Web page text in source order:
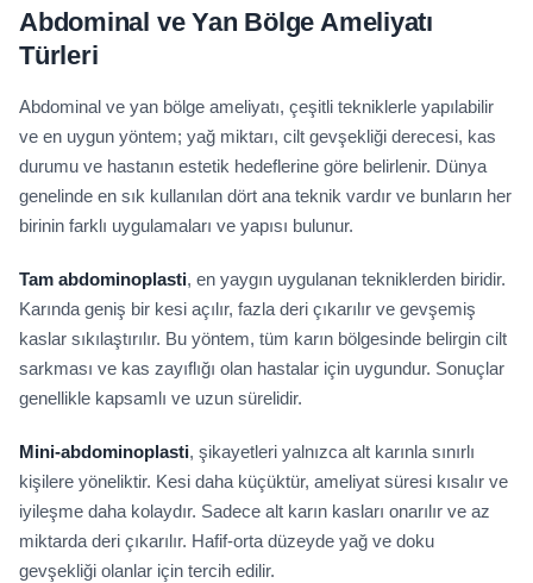
Abdominal ve Yan Bölge Ameliyatı
Türleri
Abdominal ve yan bölge ameliyatı, çeşitli tekniklerle yapılabilir
ve en uygun yöntem; yağ miktarı, cilt gevşekliği derecesi, kas
durumu ve hastanın estetik hedeflerine göre belirlenir. Dünya
genelinde en sık kullanılan dört ana teknik vardır ve bunların her
birinin farklı uygulamaları ve yapısı bulunur.
Tam abdominoplasti, en yaygın uygulanan tekniklerden biridir.
Karında geniş bir kesi açılır, fazla deri çıkarılır ve gevşemiş
kaslar sıkılaştırılır. Bu yöntem, tüm karın bölgesinde belirgin cilt
sarkması ve kas zayıflığı olan hastalar için uygundur. Sonuçlar
genellikle kapsamlı ve uzun sürelidir.
Mini-abdominoplasti, şikayetleri yalnızca alt karınla sınırlı
kişilere yöneliktir. Kesi daha küçüktür, ameliyat süresi kısalır ve
iyileşme daha kolaydır. Sadece alt karın kasları onarılır ve az
miktarda deri çıkarılır. Hafif-orta düzeyde yağ ve doku
gevşekliği olanlar için tercih edilir.